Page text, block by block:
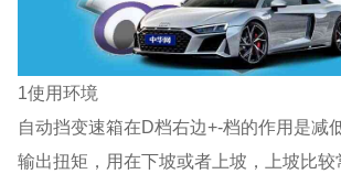
1使用环境
自动挡变速箱在D档右边+-档的作用是减
输出扭矩，用在下坡或者上坡，上坡比较